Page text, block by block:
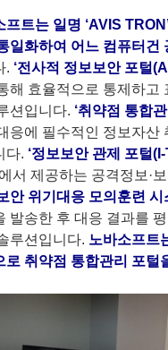
프트는 일명 ‘AVIS
일화하여 어느 컴퓨터건
. ‘전사적 정보보안 포털
해 효율적으로 통제하고
션입니다. ‘취약점 통합
응에 필수적인 정보자산
다. ‘정보보안 관제 포털(I-
서 제공하는 공격정보·
안 위기대응 모의훈련 시
발송한 후 대응 결과를
루션입니다. 노바소프트
로 취약점 통합관리 포털